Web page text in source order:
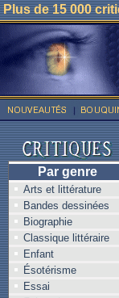
Plus de 15 000
Par genre
Arts et littérature
Bandes dessinées
Biographie
Classique littéraire
Enfant
Ésotérisme
Essai